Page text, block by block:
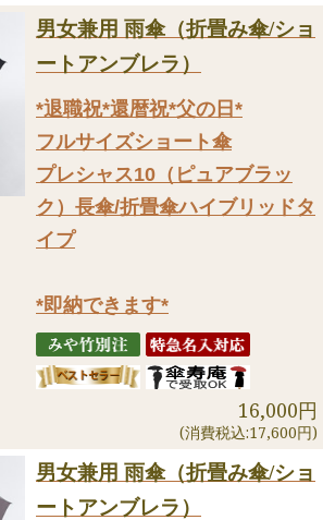
男女兼用 雨傘（折畳み傘/ショ
ートアンブレラ）
*退職祝*還暦祝*父の日*
フルサイズショート傘
プレシャス10（ピュアブラッ
ク）長傘/折畳傘ハイブリッドタ
イプ
*即納できます*
16,000円
(消費税込:17,600円)
男女兼用 雨傘（折畳み傘/ショ
ートアンブレラ）